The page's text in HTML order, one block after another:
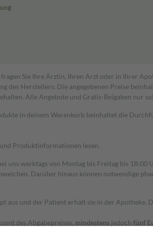
Sie Ihre Ärztin, Ihren Arzt oder in Ihrer
Herstellers. Die angegebenen Preise
Alle Angebote und Gratis-Beigaben nur
in deinem Warenkorb beinhaltet die
Produktinformationen lesen.
uns werktags von Montag bis Freitag bis
Darüber hinaus können notwendige
aus und der Patient erhält sie in der
des Abgabepreises, mindestens jedoch fünf